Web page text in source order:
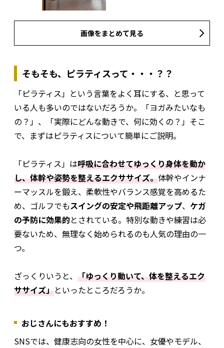
画像をまとめて見る
そもそも、ピラティスって・・・？？
「ピラティス」という言葉をよく耳にする、と思って
いる人も多いのではないだろうか。「ヨガみたいなも
の？」、「実際にどんな動きで、何に効くの？」そこ
で、まずはピラティスについて簡単にご説明。
「ピラティス」は呼吸に合わせてゆっくり身体を動か
し、体幹や姿勢を整えるエクササイズ。体幹やインナ
ーマッスルを鍛え、柔軟性やバランス感覚を高めるた
め、ゴルフでもスイングの安定や飛距離アップ、 ケガ
の予防に効果的とされている。特別な動きや練習は必
要ないため、無理なく始められるのも人気の理由の一
つ。
ざっくりいうと、 「ゆっくり動いて、体を整えるエク
ササイズ」といったところだろうか。
おじさんにもおすすめ！
SNSでは、健康志向の女性を中心に、女優やモデル、